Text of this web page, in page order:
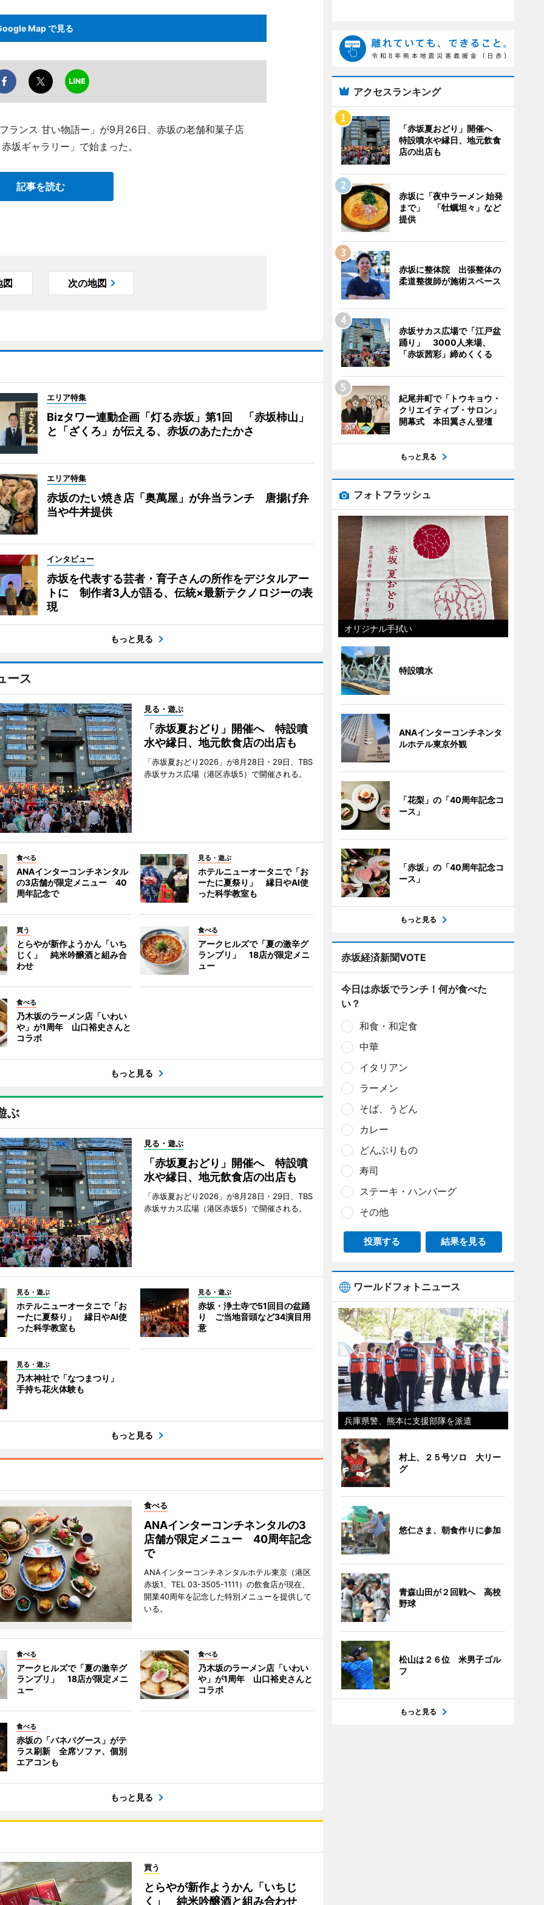
Map で見る
ランス 甘い物語ー」が9月26日、赤坂の老舗和菓子店
坂ギャラリー」で始まった。
記事を読む
図 次の地図
エリア特集
Bizタワー連動企画「灯る赤坂」第1回 「赤坂柿山」
と「ざくろ」が伝える、赤坂のあたたかさ
エリア特集
赤坂のたい焼き店「奥萬屋」が弁当ランチ 唐揚げ弁
当や牛丼提供
インタビュー
赤坂を代表する芸者・育子さんの所作をデジタルアー
トに 制作者3人が語る、伝統×最新テクノロジーの表
現
もっと見る
ース
見る・遊ぶ
「赤坂夏おどり」開催へ 特設噴
水や縁日、地元飲食店の出店も
「赤坂夏おどり2026」が8月28日・29日、TBS
赤坂サカス広場（港区赤坂5）で開催される。
食べる
ANAインターコンチネンタル
の3店舗が限定メニュー 40
周年記念で
見る・遊ぶ
ホテルニューオータニで「お
ーたに夏祭り」 縁日やAI使
った科学教室も
買う
とらやが新作ようかん「いち
じく」 純米吟醸酒と組み合
わせ
食べる
アークヒルズで「夏の激辛グ
ランプリ」 18店が限定メニ
ュー
食べる
乃木坂のラーメン店「いわい
や」が1周年 山口裕史さんと
コラボ
もっと見る
ぶ
見る・遊ぶ
「赤坂夏おどり」開催へ 特設噴
水や縁日、地元飲食店の出店も
「赤坂夏おどり2026」が8月28日・29日、TBS
赤坂サカス広場（港区赤坂5）で開催される。
見る・遊ぶ
ホテルニューオータニで「お
ーたに夏祭り」 縁日やAI使
った科学教室も
見る・遊ぶ
赤坂・浄土寺で51回目の盆踊
り ご当地音頭など34演目用
意
見る・遊ぶ
乃木神社で「なつまつり」
手持ち花火体験も
もっと見る
食べる
ANAインターコンチネンタルの3
店舗が限定メニュー 40周年記念
で
ANAインターコンチネンタルホテル東京（港区
赤坂1、TEL 03-3505-1111）の飲食店が現在、
開業40周年を記念した特別メニューを提供して
いる。
食べる
アークヒルズで「夏の激辛グ
ランプリ」 18店が限定メニ
ュー
食べる
乃木坂のラーメン店「いわい
や」が1周年 山口裕史さんと
コラボ
食べる
赤坂の「バネバグース」がテ
ラス刷新 全席ソファ、個別
エアコンも
もっと見る
買う
とらやが新作ようかん「いちじ
く」 純米吟醸酒と組み合わせ
アクセスランキング
「赤坂夏おどり」開催へ
特設噴水や縁日、地元飲食
店の出店も
赤坂に「夜中ラーメン 始発
まで」 「牡蠣坦々」など
提供
赤坂に整体院 出張整体の
柔道整復師が施術スペース
赤坂サカス広場で「江戸盆
踊り」 3000人来場、
「赤坂茜彩」締めくくる
紀尾井町で「トウキョウ・
クリエイティブ・サロン」
開幕式 本田翼さん登壇
もっと見る
フォトフラッシュ
オリジナル手拭い
特設噴水
ANAインターコンチネンタ
ルホテル東京外観
「花梨」の「40周年記念コ
ース」
「赤坂」の「40周年記念コ
ース」
もっと見る
赤坂経済新聞VOTE
今日は赤坂でランチ！何が食べた
い？
和食・和定食
中華
イタリアン
ラーメン
そば、うどん
カレー
どんぶりもの
寿司
ステーキ・ハンバーグ
その他
投票する 結果を見る
ワールドフォトニュース
兵庫県警、熊本に支援部隊を派遣
村上、２５号ソロ 大リー
グ
悠仁さま、朝食作りに参加
青森山田が２回戦へ 高校
野球
松山は２６位 米男子ゴル
フ
もっと見る